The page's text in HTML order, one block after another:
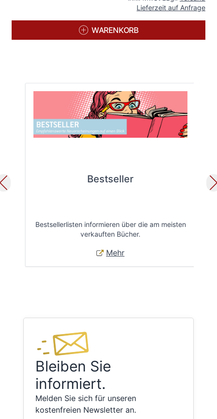
Lieferzeit auf Anfrage
WARENKORB
Bestseller
Bestsellerlisten informieren über die am meisten
verkauften Bücher.
Mehr
Bleiben Sie
informiert.
Melden Sie sich für unseren
kostenfreien Newsletter an.